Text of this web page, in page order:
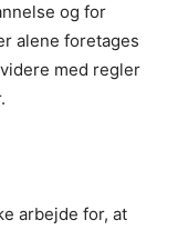
og for
alene foretages
med regler
arbejde for, at